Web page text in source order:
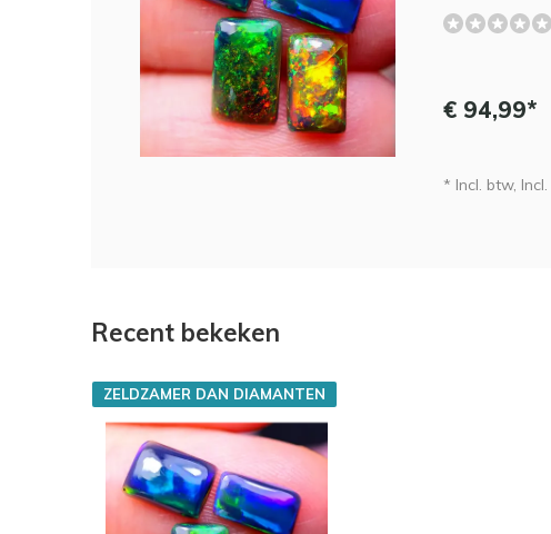
€ 94,99*
* Incl. btw, Incl.
Recent bekeken
ZELDZAMER DAN DIAMANTEN